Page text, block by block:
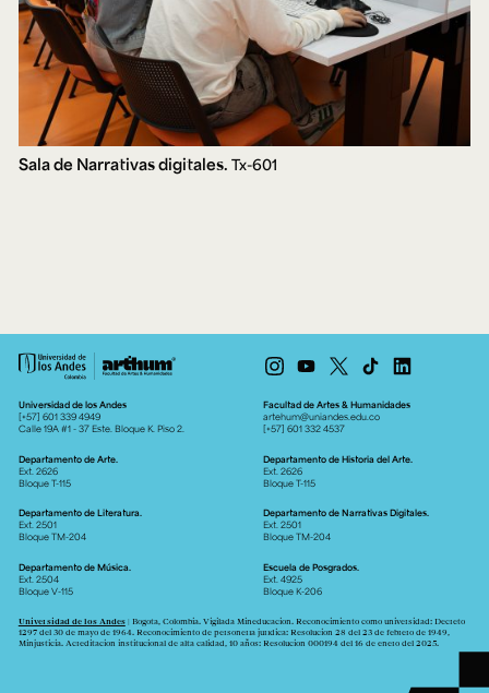
Sala de Narrativas digitales. Tx-601
Universidad de los Andes
[+57] 601 339 4949
Calle 19A #1 - 37 Este. Bloque K. Piso 2.
Facultad de Artes & Humanidades
artehum@uniandes.edu.co
[+57] 601 332 4537
Departamento de Arte.
Ext. 2626
Bloque T-115
Departamento de Historia del Arte.
Ext. 2626
Bloque T-115
Departamento de Literatura.
Ext. 2501
Bloque TM-204
Departamento de Narrativas Digitales.
Ext. 2501
Bloque TM-204
Departamento de Música.
Ext. 2504
Bloque V-115
Escuela de Posgrados.
Ext. 4925
Bloque K-206
Universidad de los Andes| Bogotá, Colombia. Vigilada Mineducación. Reconocimiento como universidad: Decreto
1297 del 30 de mayo de 1964. Reconocimiento de personería jurídica: Resolución 28 del 23 de febrero de 1949,
Minjusticia. Acreditación institucional de alta calidad, 10 años: Resolución 000194 del 16 de enero del 2025.